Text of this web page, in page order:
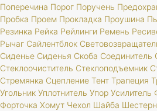
Поперечина Порог Поручень
Пробка Проем Прокладка Проушина
Резинка Рейка Рейлинги Ремень
Рычаг Сайлентблок
Сиденье Сиденья Скоба Соединитель
Стеклоочиститель Стеклоподъемник
Стремянка Сцепление Тент Трапеция
Угольник Уплотнитель Упор Усилитель
Форточка Хомут Чехол Шайба